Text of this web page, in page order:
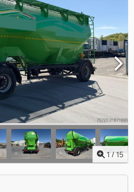
1 / 15